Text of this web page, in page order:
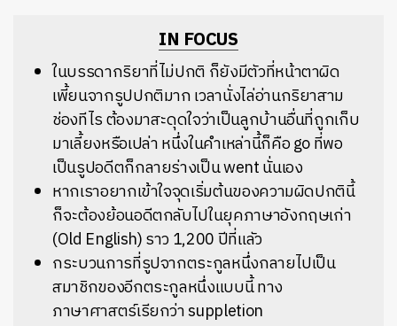
IN FOCUS
ในบรรดากริยาที่ไม่ปกติ ก็ยังมีตัวที่หน้าตาผิด
เพี้ยนจากรูปปกติมาก เวลานั่งไล่อ่านกริยาสาม
ช่องทีไร ต้องมาสะดุดใจว่าเป็นลูกบ้านอื่นที่ถูกเก็บ
มาเลี้ยงหรือเปล่า หนึ่งในคำเหล่านี้ก็คือ go ที่พอ
เป็นรูปอดีตก็กลายร่างเป็น went นั่นเอง
หากเราอยากเข้าใจจุดเริ่มต้นของความผิดปกตินี้
ก็จะต้องย้อนอดีตกลับไปในยุคภาษาอังกฤษเก่า
(Old English) ราว 1,200 ปีที่แลัว
กระบวนการที่รูปจากตระกูลหนึ่งกลายไปเป็น
สมาชิกของอีกตระกูลหนึ่งแบบนี้ ทาง
ภาษาศาสตร์เรียกว่า suppletion